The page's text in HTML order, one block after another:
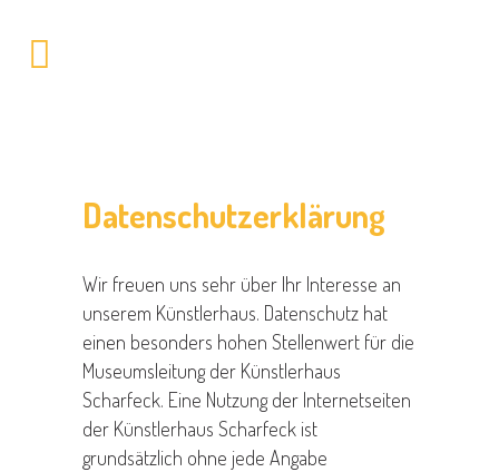
Datenschutzerklärung
Wir freuen uns sehr über Ihr Interesse an
unserem Künstlerhaus. Datenschutz hat
einen besonders hohen Stellenwert für die
Museumsleitung der Künstlerhaus
Scharfeck. Eine Nutzung der Internetseiten
der Künstlerhaus Scharfeck ist
grundsätzlich ohne jede Angabe